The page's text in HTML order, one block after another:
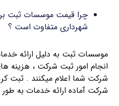
چرا قیمت موسسات ثبت
شهرداری متفاوت است ؟
موسسات ثبت به دلیل ارائه
انجام امور ثبت شرکت ، هزینه
شرکت شما اعلام میکنند . ثبت
شرکت آماده ارائه خدمات به